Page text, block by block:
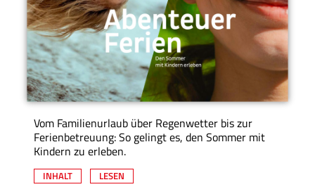
Vom Familienurlaub über Regenwetter bis zur
Ferienbetreuung: So gelingt es, den Sommer mit
Kindern zu erleben.
INHALT LESEN